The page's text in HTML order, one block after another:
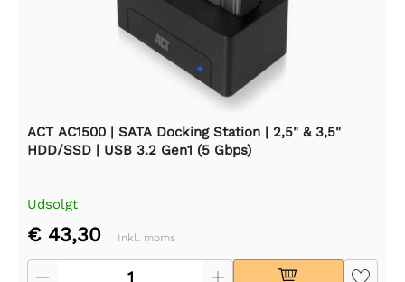
ACT AC1500 | SATA Docking Station | 2,5" & 3,5"
HDD/SSD | USB 3.2 Gen1 (5 Gbps)
Udsolgt
€ 43,30 Inkl. moms